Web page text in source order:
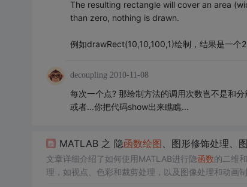
The resulting rectangle will cover an area
than zero, nothing is drawn.
例如drawRect(10,10,100,1)绘制，结果是一
decoupling 2010-11-08
每次一个点? 那绘制方法的调用次数岂不是和
或者...你把代码show出来瞧瞧...
MATLAB 之 隐函数绘图 、图形修饰处理、
文章详细介绍了如何使用MATLAB进行隐函数的二维
理，如视点、色彩和裁剪处理，以及图像处理和动画